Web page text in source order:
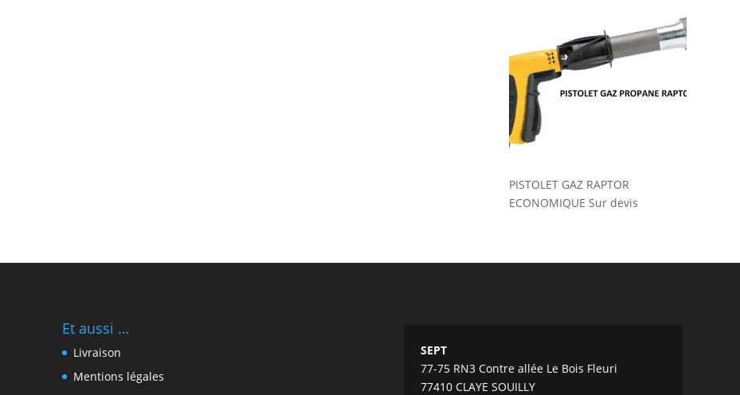
PISTOLET GAZ RAPTOR
ECONOMIQUE Sur devis
Et aussi …
Livraison
Mentions légales
SEPT
77-75 RN3 Contre allée Le Bois Fleuri
77410 CLAYE SOUILLY